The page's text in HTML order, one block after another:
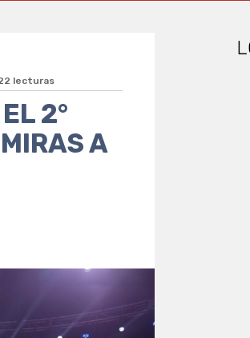
lecturas
2°
A